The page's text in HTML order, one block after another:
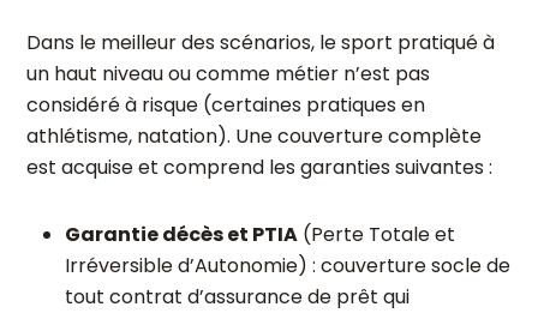
Dans le meilleur des scénarios, le sport pratiqué à
un haut niveau ou comme métier n’est pas
considéré à risque (certaines pratiques en
athlétisme, natation). Une couverture complète
est acquise et comprend les garanties suivantes :
Garantie décès et PTIA (Perte Totale et
Irréversible d’Autonomie) : couverture socle de
tout contrat d’assurance de prêt qui